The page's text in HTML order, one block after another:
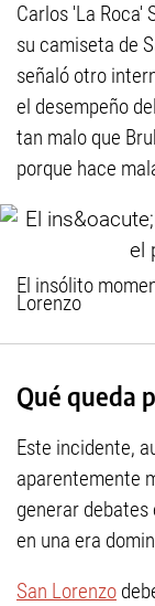
Carlos 'La Roca'
su camiseta de
señaló otro
el desempeño
tan malo que
porque hace
El insólito
Lorenzo
Qué queda
Este incidente,
aparentemente
generar
en una era
San Lorenzo